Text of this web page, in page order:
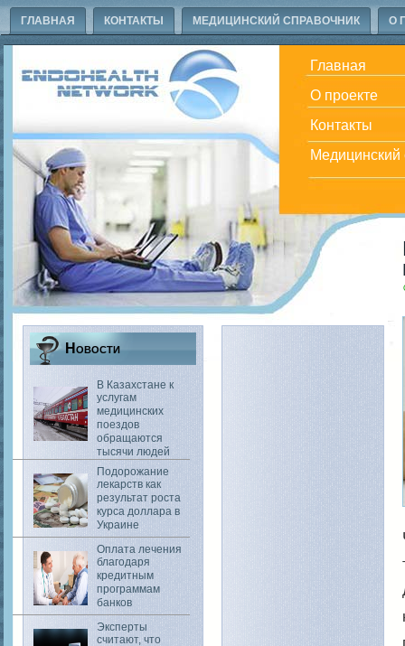
ГЛАВНАЯ КОНТАКТЫ МЕДИЦИНСКИЙ СПРАВОЧНИК О
Главная
О проекте
Контакты
Медицинский
Новости
В Казахстане к
услугам
медицинских
поездов
обращаются
тысячи людей
Подорожание
лекарств как
результат роста
курса доллара в
Украине
Оплата лечения
благодаря
кредитным
программам
банков
Эксперты
считают, что